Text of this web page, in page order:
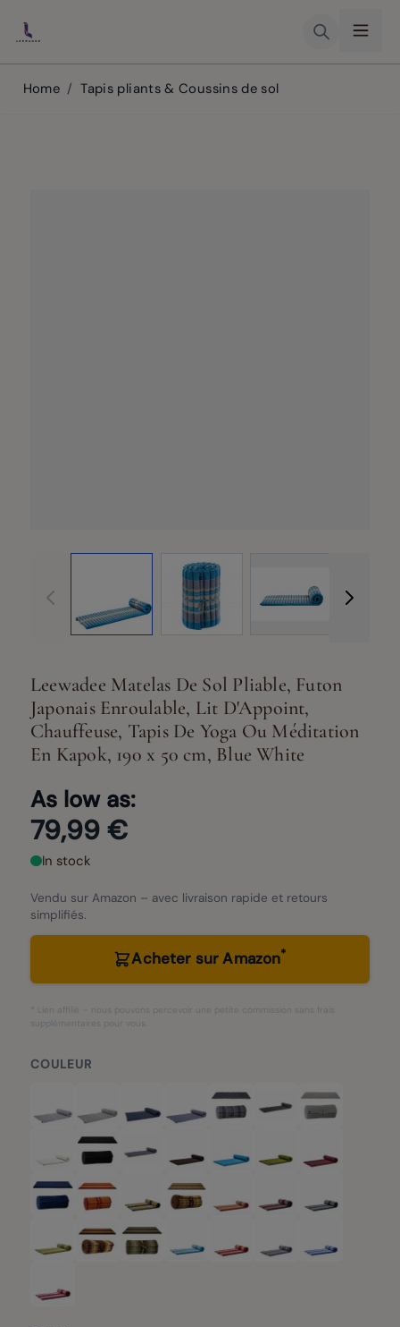
Home / Tapis pliants & Coussins de sol
View larger imageView larger image
Leewadee Matelas De Sol Pliable, Futon
Japonais Enroulable, Lit D'Appoint,
Chauffeuse, Tapis De Yoga Ou Méditation
En Kapok, 190 x 50 cm, Blue White
As low as:
79,99 €
In stock
Vendu sur Amazon – avec livraison rapide et retours
simplifiés.
Acheter sur Amazon*
* Lien affilié – nous pouvons percevoir une petite commission sans frais
supplémentaires pour vous.
COULEUR